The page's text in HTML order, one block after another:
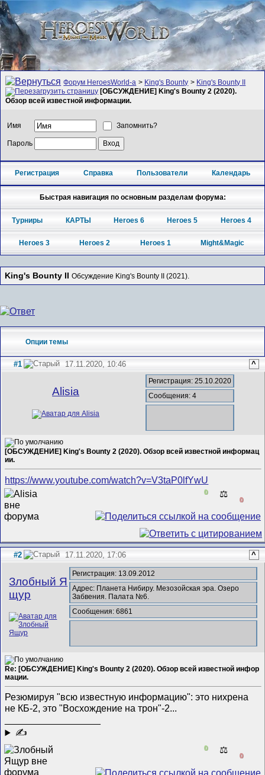
Форум HeroesWorld-а > King's Bounty > King's Bounty II
[ОБСУЖДЕНИЕ] King's Bounty 2 (2020).
Обзор всей известной информации.
Имя Запомнить?
Пароль
Регистрация Справка Пользователи Календарь
Быстрая навигация по основным разделам форума:
Турниры КАРТЫ Heroes 6 Heroes 5 Heroes 4
Heroes 3 Heroes 2 Heroes 1 Might&Magic
King's Bounty II Обсуждение King's Bounty II (2021).
Опции темы
#1 17.11.2020, 10:46 ^
Alisia
Регистрация: 25.10.2020
Сообщения: 4
[ОБСУЖДЕНИЕ] King's Bounty 2 (2020). Обзор всей известной информац
ии.
https://www.youtube.com/watch?v=V3taP0lfYwU
0 ⚖️
0
#2 17.11.2020, 17:06 ^
Злобный Я
щур
Регистрация: 13.09.2012
Адрес: Планета Нибиру. Мезозойская эра. Озеро
Забвения. Палата №6.
Сообщения: 6861
Re: [ОБСУЖДЕНИЕ] King's Bounty 2 (2020). Обзор всей известной инфор
мации.
Резюмируя "всю известную информацию": это нихрена
не КБ-2, это "Восхождение на трон"-2...
✍
0 ⚖️
0